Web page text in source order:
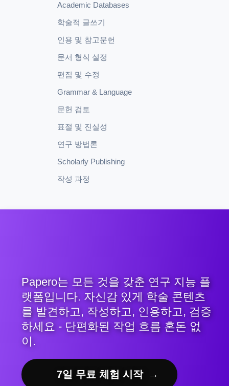
Academic Databases
학술적 글쓰기
인용 및 참고문헌
문서 형식 설정
편집 및 수정
Grammar & Language
문헌 검토
표절 및 진실성
연구 방법론
Scholarly Publishing
작성 과정
Papero는 모든 것을 갖춘 연구 지능 플
랫폼입니다. 자신감 있게 학술 콘텐츠
를 발견하고, 작성하고, 인용하고, 검증
하세요 - 단편화된 작업 흐름 혼돈 없
이.
7일 무료 체험 시작 →